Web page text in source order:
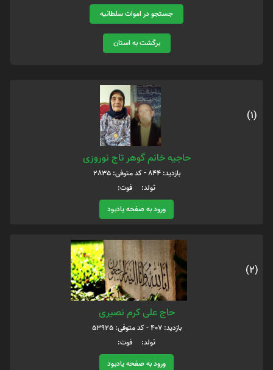
جستجو در اموات سلطانیه
برگشت به استان
(1)
حاجیه خانم گوهر تاج نوروزی
بازدید: 844 - کد متوفی: 2835
تولد: فوت:
ورود به صفحه یادبود
(2)
حاج علی کرم نصیری
بازدید: 407 - کد متوفی: 53925
تولد: فوت:
ورود به صفحه یادبود